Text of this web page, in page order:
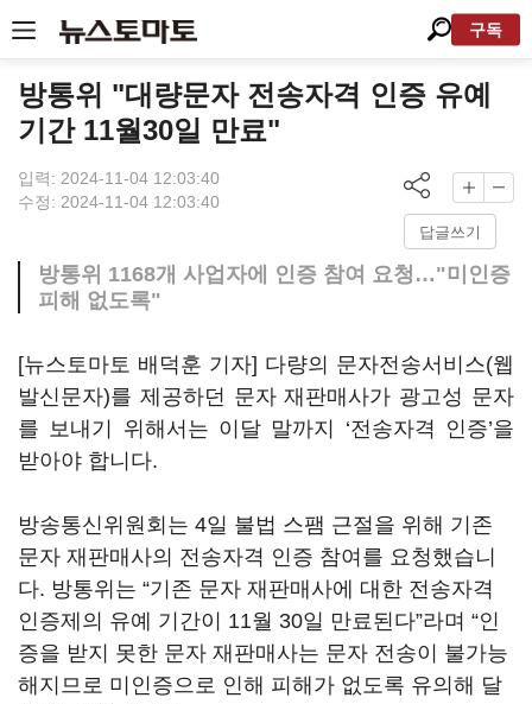
구독
방통위 "대량문자 전송자격 인증 유예
기간 11월30일 만료"
입력: 2024-11-04 12:03:40
수정: 2024-11-04 12:03:40
답글쓰기
방통위 1168개 사업자에 인증 참여 요청…"미인증
피해 없도록"
[뉴스토마토 배덕훈 기자] 다량의 문자전송서비스(웹
발신문자)를 제공하던 문자 재판매사가 광고성 문자
를 보내기 위해서는 이달 말까지 ‘전송자격 인증’을
받아야 합니다.
방송통신위원회는 4일 불법 스팸 근절을 위해 기존
문자 재판매사의 전송자격 인증 참여를 요청했습니
다. 방통위는 “기존 문자 재판매사에 대한 전송자격
인증제의 유예 기간이 11월 30일 만료된다”라며 “인
증을 받지 못한 문자 재판매사는 문자 전송이 불가능
해지므로 미인증으로 인해 피해가 없도록 유의해 달